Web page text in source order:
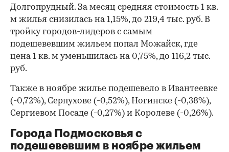
Долгопрудный. За месяц средняя стоимость 1 кв.
м жилья снизилась на 1,15%, до 219,4 тыс. руб. В
тройку городов-лидеров с самым
подешевевшим жильем попал Можайск, где
цена 1 кв. м уменьшилась на 0,75%, до 116,2 тыс.
руб.
Также в ноябре жилье подешевело в Ивантеевке
(-0,72%), Серпухове (-0,52%), Ногинске (-0,38%),
Сергиевом Посаде (-0,27%) и Королеве (-0,26%).
Города Подмосковья с
подешевевшим в ноябре жильем